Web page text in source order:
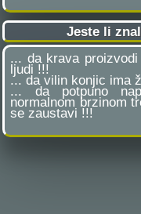
Jeste li
... da krava
ljudi !!!
... da vilin konjic ima
... da potpuno
normalnom brzinom
se zaustavi !!!